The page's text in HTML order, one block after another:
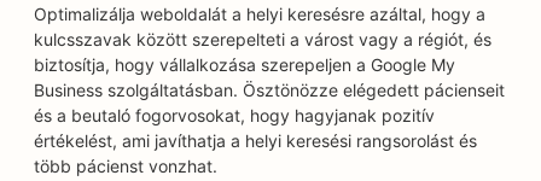
Optimalizálja weboldalát a helyi keresésre azáltal, hogy a
kulcsszavak között szerepelteti a várost vagy a régiót, és
biztosítja, hogy vállalkozása szerepeljen a Google My
Business szolgáltatásban. Ösztönözze elégedett pácienseit
és a beutaló fogorvosokat, hogy hagyjanak pozitív
értékelést, ami javíthatja a helyi keresési rangsorolást és
több pácienst vonzhat.